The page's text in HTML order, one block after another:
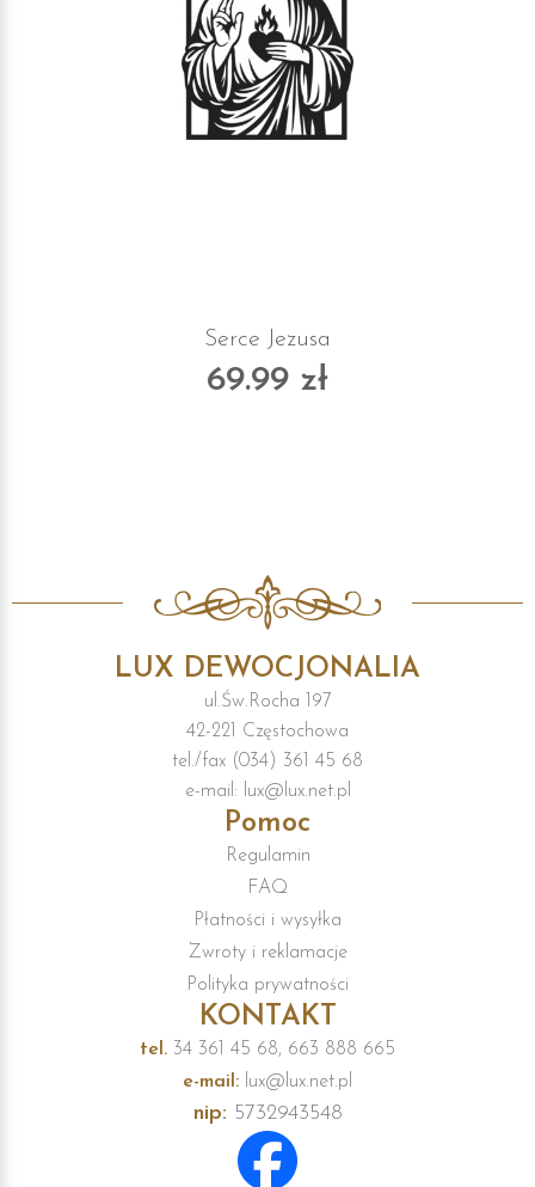
Serce Jezusa
69.99 zł
LUX DEWOCJONALIA
ul.Św.Rocha 197
42-221 Częstochowa
tel./fax (034) 361 45 68
e-mail: lux@lux.net.pl
Pomoc
Regulamin
FAQ
Płatności i wysyłka
Zwroty i reklamacje
Polityka prywatności
KONTAKT
tel. 34 361 45 68, 663 888 665
e-mail: lux@lux.net.pl
nip: 5732943548